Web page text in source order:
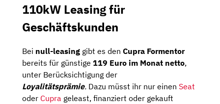
110kW Leasing für
Geschäftskunden
Bei null-leasing gibt es den Cupra Formentor
bereits für günstige 119 Euro im Monat netto,
unter Berücksichtigung der
Loyalitätsprämie. Dazu müsst ihr nur einen Seat
oder Cupra geleast, finanziert oder gekauft